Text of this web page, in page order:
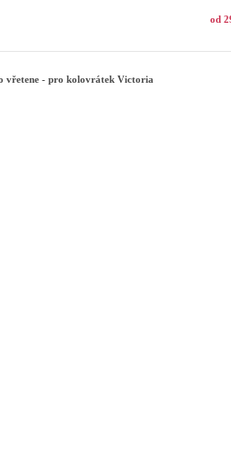
od
vřetene - pro kolovrátek Victoria